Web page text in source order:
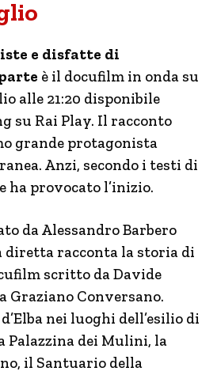
e disfatte di
è il docufilm in onda su
alle 21:20 disponibile
su Rai Play. Il racconto
grande protagonista
Anzi, secondo i testi di
ha provocato l’inizio.
da Alessandro Barbero
diretta racconta la storia di
scritto da Davide
Graziano Conversano.
nei luoghi dell’esilio di
Palazzina dei Mulini, la
il Santuario della